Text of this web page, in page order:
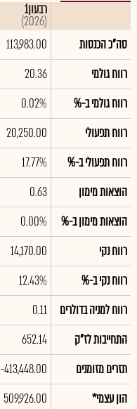
רבעון1
(2026)
סה"כ הכנסות
113,983.00
רווח גולמי
20.36
רווח גולמי ב-%
0.02%
רווח תפעולי
20,250.00
רווח תפעולי ב-%
17.77%
הוצאות מימון
0.63
הוצאות מימון ב-%
0.00%
רווח נקי
14,170.00
רווח נקי ב-%
12.43%
רווח למניה בדולרים
0.11
התחייבות לז"ק
652.14
תזרים מזומנים
-413,448.00
הון עצמי*
509,926.00